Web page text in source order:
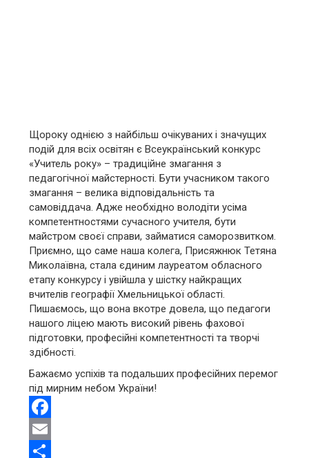
Щороку однією з найбільш очікуваних і значущих
подій для всіх освітян є Всеукраїнський конкурс
«Учитель року» – традиційне змагання з
педагогічної майстерності. Бути учасником такого
змагання – велика відповідальність та
самовіддача. Адже необхідно володіти усіма
компетентностями сучасного учителя, бути
майстром своєї справи, займатися саморозвитком.
Приємно, що саме наша колега, Присяжнюк Тетяна
Миколаївна, стала єдиним лауреатом обласного
етапу конкурсу і увійшла у шісткунайкращих
вчителів географії Хмельницької області.
Пишаємось, що вона вкотре довела, що педагоги
нашого ліцею мають високий рівень фахової
підготовки, професійні компетентності та творчі
здібності.
Бажаємо успіхів та подальших професійних перемог
під мирним небом України!
Facebook
Email